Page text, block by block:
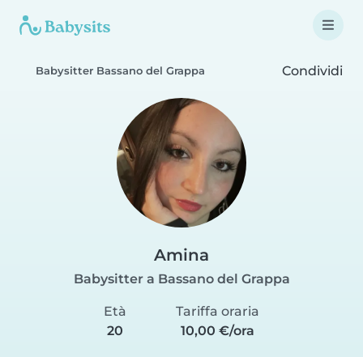
Babysitter Bassano del Grappa Condividi
Amina
Babysitter a Bassano del Grappa
Età
20
Tariffa oraria
10,00 €/ora